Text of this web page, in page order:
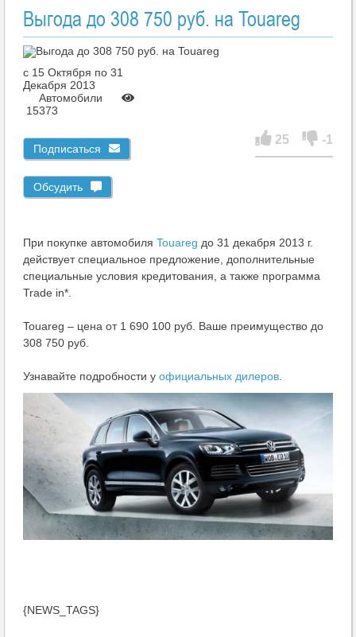
Выгода до 308 750 руб. на Touareg
c 15 Октября по 31
Декабря 2013
Автомобили
15373
Подписаться
Обсудить
25 -1
При покупке автомобиля Touareg до 31 декабря 2013 г.
действует специальное предложение, дополнительные
специальные условия кредитования, а также программа
Trade in*.
Touareg – цена от 1 690 100 руб. Ваше преимущество до
308 750 руб.
Узнавайте подробности у официальных дилеров
{NEWS_TAGS}